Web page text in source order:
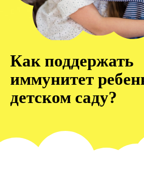
Как поддержать
иммунитет
детском саду?